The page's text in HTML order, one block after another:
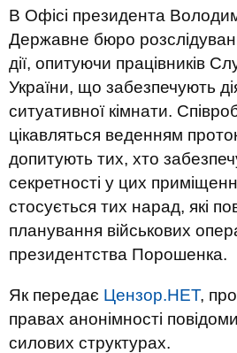
В Офісі президента
Державне бюро
дії, опитуючи працівників
України, що забезпечують
ситуативної кімнати.
цікавляться веденням
допитують тих, хто
секретності у цих
стосується тих нарад, які
планування військових
президентства Порошенка.
Як передає Цензор.НЕТ,
правах анонімності
силових структурах.